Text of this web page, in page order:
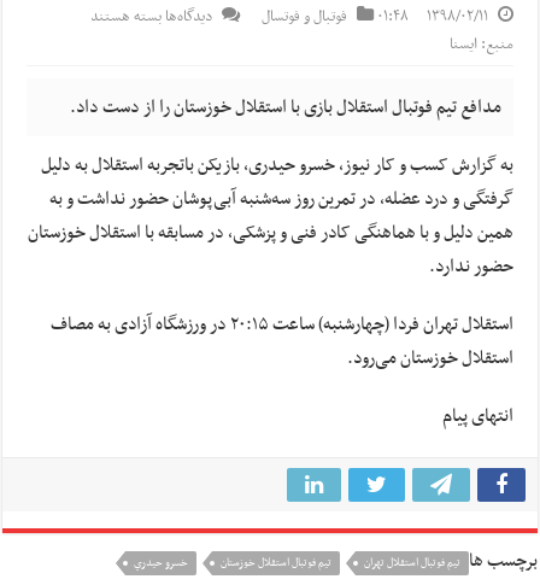
۱۳۹۸/۰۲/۱۱ ۰۱:۴۸ فوتبال و فوتسال دیدگاه‌هابرای
بازی
استقلال
خوزستان
را
از
بسته هستند
منبع: ایسنا
مدافع تیم فوتبال استقلال بازی با استقلال خوزستان را از دست داد.
به گزارش کسب و کار نیوز، خسرو حیدری، بازیکن باتجربه استقلال به دلیل
گرفتگی و درد عضله، در تمرین روز سه‌شنبه آبی‌پوشان حضور نداشت و به
همین دلیل و با هماهنگی کادر فنی و پزشکی، در مسابقه با استقلال خوزستان
حضور ندارد.
استقلال تهران فردا (چهارشنبه) ساعت ۲۰:۱۵ در ورزشگاه آزادی به مصاف
استقلال خوزستان می‌رود.
انتهای پیام
برچسب ها تيم فوتبال استقلال تهران تيم فوتبال استقلال خوزستان خسرو حيدري